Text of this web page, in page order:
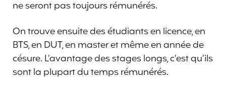
ne seront pas toujours rémunérés.
On trouve ensuite des étudiants en licence, en
BTS, en DUT, en master et même en année de
césure. L’avantage des stages longs, c’est qu’ils
sont la plupart du temps rémunérés.